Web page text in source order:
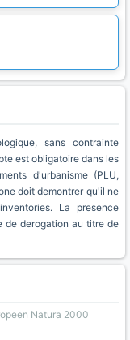
sans contrainte
est obligatoire dans les
d'urbanisme (PLU,
doit demontrer qu'il ne
La presence
de derogation au titre de
Natura 2000